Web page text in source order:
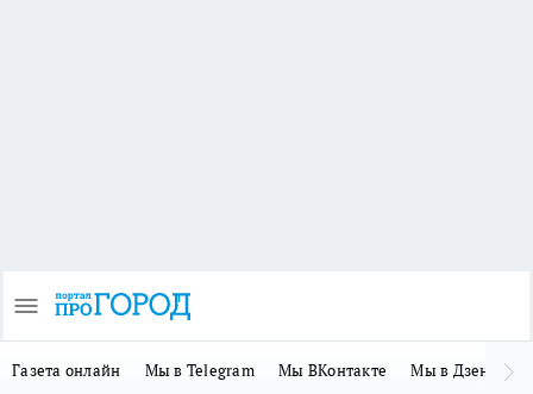
Газета онлайн Мы в Telegram Мы ВКонтакте Мы в Дзене